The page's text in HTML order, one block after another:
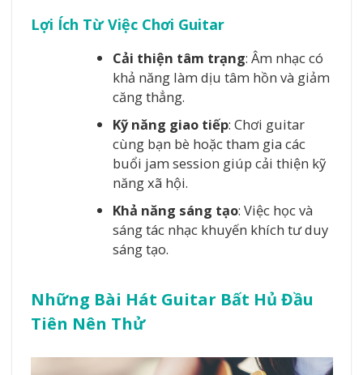
Lợi Ích Từ Việc Chơi Guitar
Cải thiện tâm trạng: Âm nhạc có
khả năng làm dịu tâm hồn và giảm
căng thẳng.
Kỹ năng giao tiếp: Chơi guitar
cùng bạn bè hoặc tham gia các
buổi jam session giúp cải thiện kỹ
năng xã hội.
Khả năng sáng tạo: Việc học và
sáng tác nhạc khuyến khích tư duy
sáng tạo.
Những Bài Hát Guitar Bất Hủ Đầu
Tiên Nên Thử